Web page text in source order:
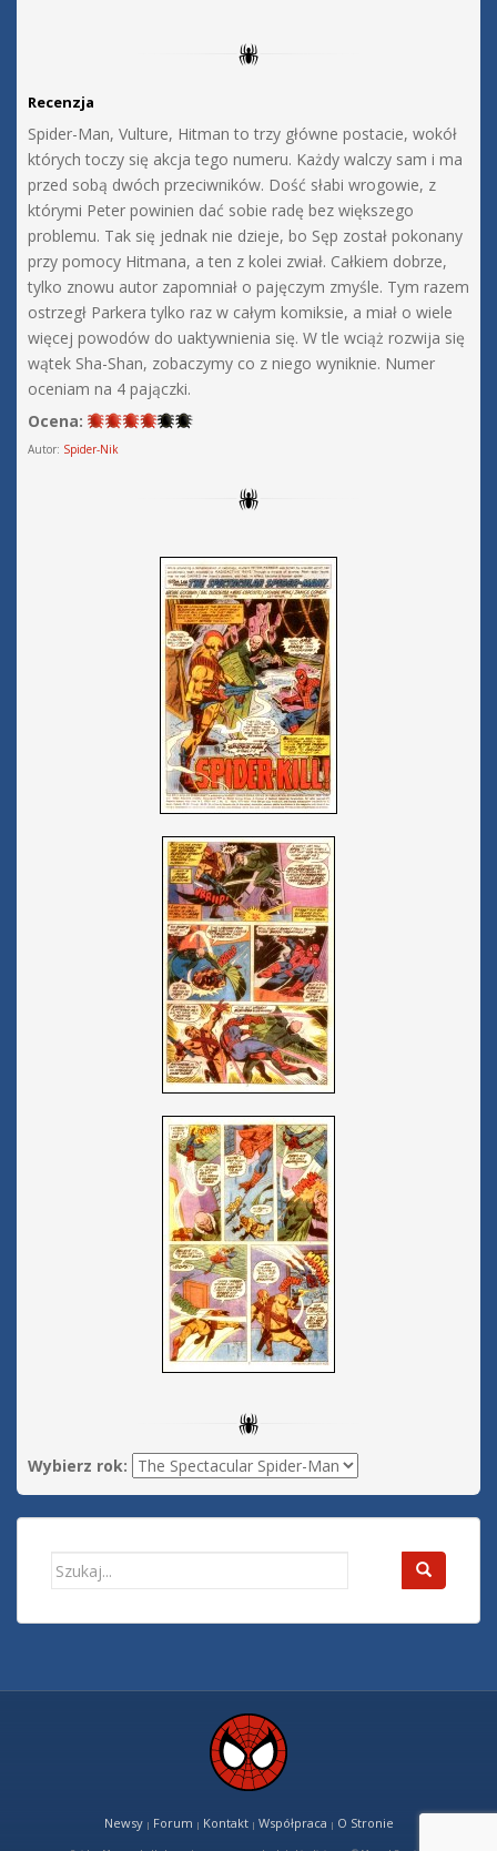
Recenzja
Spider-Man, Vulture, Hitman to trzy główne postacie, wokół
których toczy się akcja tego numeru. Każdy walczy sam i ma
przed sobą dwóch przeciwników. Dość słabi wrogowie, z
którymi Peter powinien dać sobie radę bez większego
problemu. Tak się jednak nie dzieje, bo Sęp został pokonany
przy pomocy Hitmana, a ten z kolei zwiał. Całkiem dobrze,
tylko znowu autor zapomniał o pajęczym zmyśle. Tym razem
ostrzegł Parkera tylko raz w całym komiksie, a miał o wiele
więcej powodów do uaktywnienia się. W tle wciąż rozwija się
wątek Sha-Shan, zobaczymy co z niego wyniknie. Numer
oceniam na 4 pajączki.
Ocena:
Autor: Spider-Nik
Wybierz rok:
Search
Newsy| Forum | Kontakt| Współpraca | O Stronie